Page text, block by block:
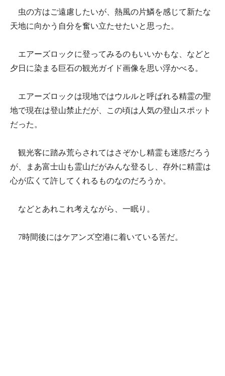
虫の方はご遠慮したいが、熱風の片鱗を感じて新たな
天地に向かう自分を奮い立たせたいと思った。
エアーズロックに登ってみるのもいいかもな、などと
夕日に染まる巨石の観光ガイド画像を思い浮かべる。
エアーズロックは現地ではウルルと呼ばれる精霊の聖
地で現在は登山禁止だが、この頃は人気の登山スポット
だった。
観光客に踏み荒らされてはさぞかし精霊も迷惑だろう
が、まあ富士山も霊山だがみんな登るし、存外に精霊は
心が広くて許してくれるものなのだろうか。
などとあれこれ考えながら、一眠り。
7時間後にはケアンズ空港に着いている筈だ。